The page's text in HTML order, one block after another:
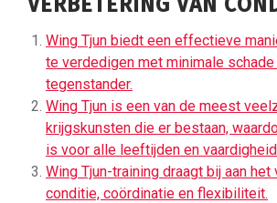
Wing Tjun biedt een effectieve
te verdedigen met minimale schade
tegenstander.
Wing Tjun is een van de meest
krijgskunsten die er bestaan,
is voor alle leeftijden en
Wing Tjun-training draagt ​​bij aan het
conditie, coördinatie en flexibiliteit.